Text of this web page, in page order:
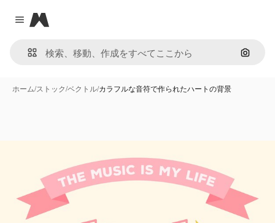
Close menu
Magnific
画像で
ホーム/ストック/ベクトル/カラフルな音符で作られたハートの背景